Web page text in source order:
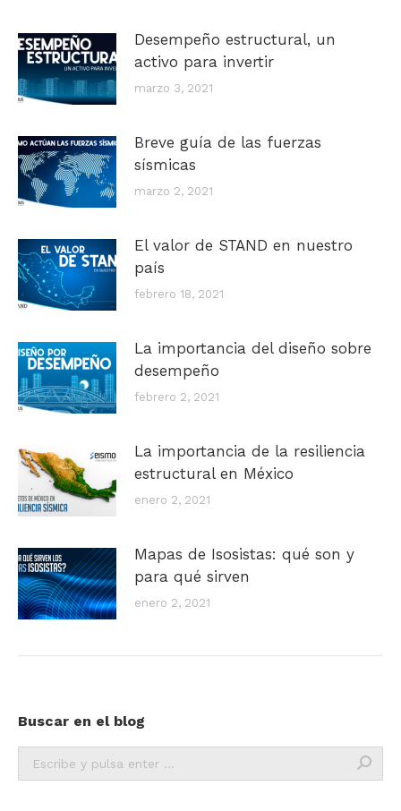
Desempeño estructural, un
activo para invertir
marzo 3, 2021
Breve guía de las fuerzas
sísmicas
marzo 2, 2021
El valor de STAND en nuestro
país
febrero 18, 2021
La importancia del diseño sobre
desempeño
febrero 2, 2021
La importancia de la resiliencia
estructural en México
enero 2, 2021
Mapas de Isosistas: qué son y
para qué sirven
enero 2, 2021
Buscar en el blog
Buscar: